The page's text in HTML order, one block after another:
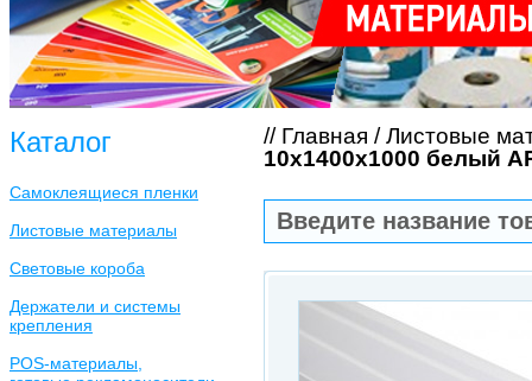
// Главная /Листовые
10х1400х1000 белый
Каталог
Самоклеящиеся пленки
Листовые материалы
Световые короба
Держатели и системы
крепления
POS-материалы,